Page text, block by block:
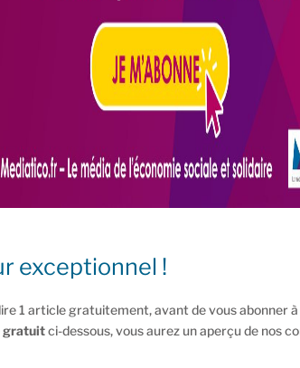
exceptionnel !
1 article gratuitement, avant de vous abonner à
gratuitci-dessous, vous aurez un aperçu de nos